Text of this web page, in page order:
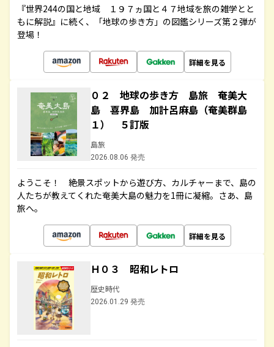
『世界244の国と地域 １９７ヵ国と４７地域を旅の雑学とと
もに解説』に続く、「地球の歩き方」の図鑑シリーズ第２弾が
登場！
詳細を見る
０２ 地球の歩き方 島旅 奄美大
島 喜界島 加計呂麻島（奄美群島
１） ５訂版
島旅
2026.08.06 発売
ようこそ！ 絶景スポットから遊び方、カルチャーまで、島の
人たちが教えてくれた奄美大島の魅力を1冊に凝縮。さあ、島
旅へ。
詳細を見る
Ｈ０３ 昭和レトロ
歴史時代
2026.01.29 発売